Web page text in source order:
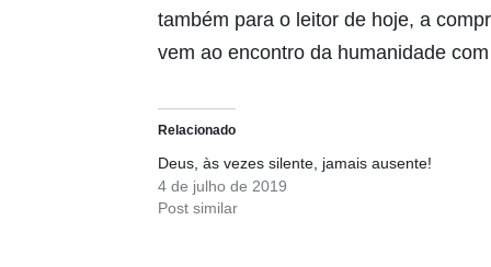
também para o leitor de hoje, a
vem ao encontro da humanidade
Relacionado
Deus, às vezes silente, jamais ausente!
4 de julho de 2019
Post similar